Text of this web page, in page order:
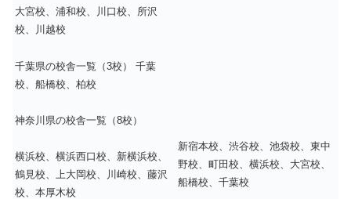
大宮校、浦和校、川口校、所沢
校、川越校
千葉県の校舎一覧（3校） 千葉
校、船橋校、柏校
神奈川県の校舎一覧（8校）
横浜校、横浜西口校、新横浜校、
鶴見校、上大岡校、川崎校、藤沢
校、本厚木校
新宿本校、渋谷校、池袋校、東中
野校、町田校、横浜校、大宮校、
船橋校、千葉校